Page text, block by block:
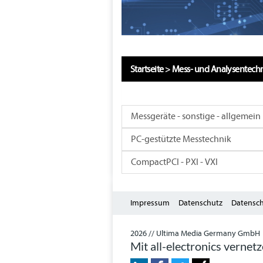
Startseite> Mess- und
Messgeräte - sonstige - allgemein
PC-gestützte Messtechnik
CompactPCI - PXI - VXI
Impressum Datenschutz
2026 // Ultima Media Germany GmbH
Mit all-electronics